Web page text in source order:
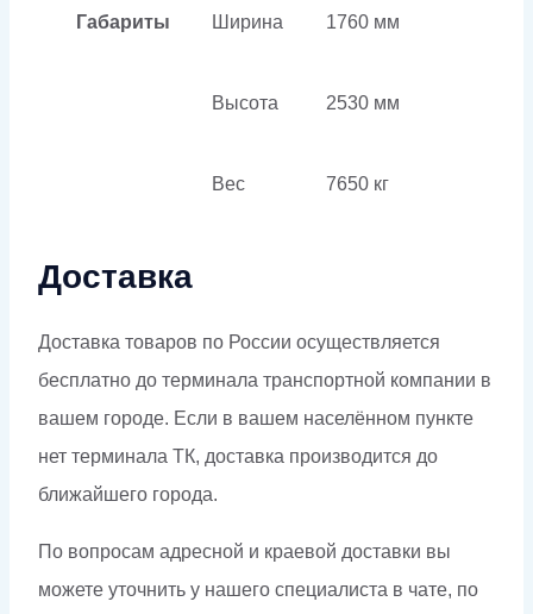
Габариты Ширина 1760 мм
Высота 2530 мм
Вес 7650 кг
Доставка
Доставка товаров по России осуществляется
бесплатно до терминала транспортной компании в
вашем городе. Если в вашем населённом пункте
нет терминала ТК, доставка производится до
ближайшего города.
По вопросам адресной и краевой доставки вы
можете уточнить у нашего специалиста в чате, по